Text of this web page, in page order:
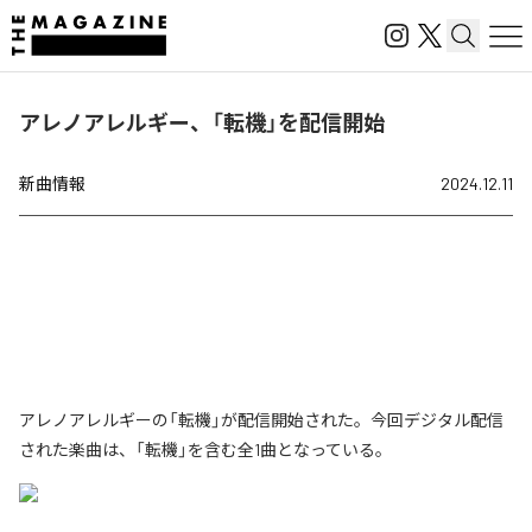
アレノアレルギー、「転機」を配信開始
新曲情報 2024.12.11
アレノアレルギーの「転機」が配信開始された。今回デジタル配信
された楽曲は、「転機」を含む全1曲となっている。